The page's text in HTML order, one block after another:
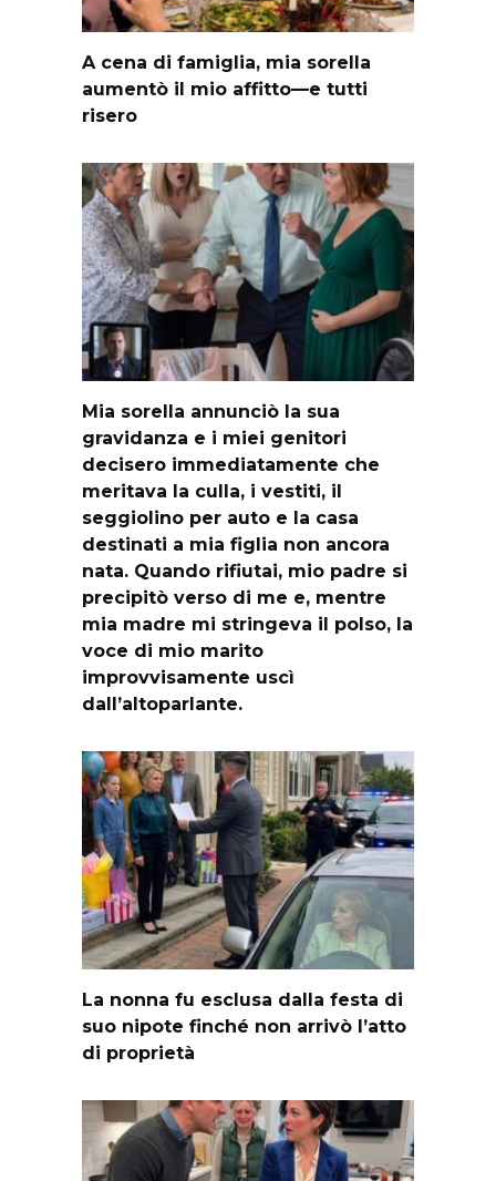
A cena di famiglia, mia sorella
aumentò il mio affitto—e tutti
risero
Mia sorella annunciò la sua
gravidanza e i miei genitori
decisero immediatamente che
meritava la culla, i vestiti, il
seggiolino per auto e la casa
destinati a mia figlia non ancora
nata. Quando rifiutai, mio padre si
precipitò verso di me e, mentre
mia madre mi stringeva il polso, la
voce di mio marito
improvvisamente uscì
dall’altoparlante.
La nonna fu esclusa dalla festa di
suo nipote finché non arrivò l’atto
di proprietà